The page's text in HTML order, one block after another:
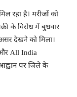
रहा है। मरीजों को
के विरोध में बुधवार
देखने को मिला।
All India
पर जिले के